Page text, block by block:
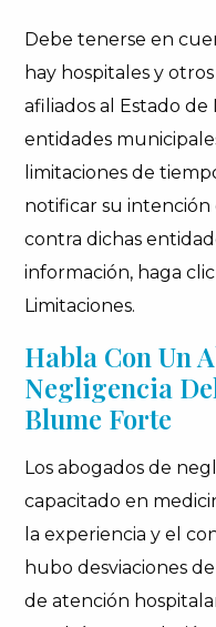
Debe tenerse en
hay hospitales y
afiliados al Estado
entidades
limitaciones de
notificar su
contra dichas
información, haga
Limitaciones.
Habla Con Un
Negligencia
Blume Forte
Los abogados de
capacitado en
la experiencia y el
hubo desviaciones
de atención